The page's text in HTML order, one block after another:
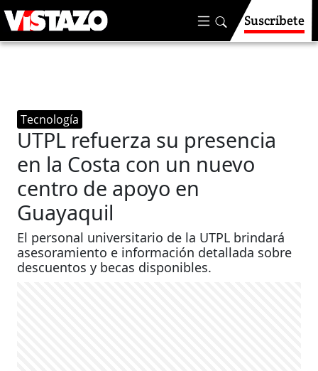
Suscríbete
Tecnología
UTPL refuerza su presencia
en la Costa con un nuevo
centro de apoyo en
Guayaquil
El personal universitario de la UTPL brindará
asesoramiento e información detallada sobre
descuentos y becas disponibles.